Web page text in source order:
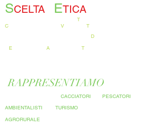
SCELTA ETICA
T
C
VALORI E T
D
E ATTIVITA' SUL T
RAPPRESENTIAMO
CACCIATORI PESCATORI
AMBIENTALISTI
TURISMO
AGRORURALE